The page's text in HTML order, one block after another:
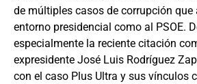
de múltiples casos de corrupción
entorno presidencial como al PSOE.
especialmente la reciente citación
expresidente José Luis Rodríguez
con el caso Plus Ultra y sus vínculos